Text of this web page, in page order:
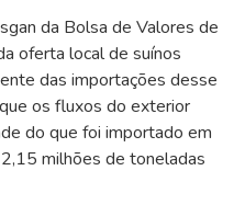
da Bolsa de Valores de
oferta local de suínos
das importações desse
os fluxos do exterior
do que foi importado em
milhões de toneladas